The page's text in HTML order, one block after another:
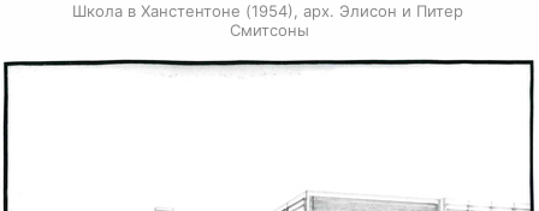
Школа в Ханстентоне (1954), арх. Элисон и Питер
Смитсоны